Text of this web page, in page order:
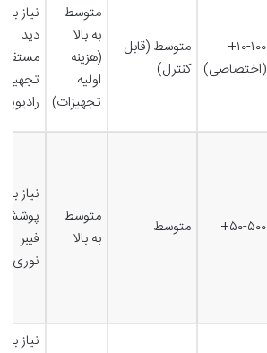
۱۰-۱۰۰+
(اختصاصی)
متوسط (قابل
کنترل)
متوسط
به بالا
(هزینه
اولیه
تجهیزات)
نیاز به
دید
رادیویی
۵۰-۵۰۰+ متوسط
متوسط
به بالا
نیاز به
پوشش
فیبر
نوری
نیاز به